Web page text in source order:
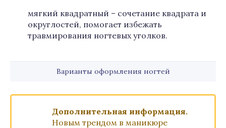
мягкий квадратный – сочетание квадрата и
округлостей, помогает избежать
травмирования ногтевых уголков.
Варианты оформления ногтей
Дополнительная информация.
Новым трендом в маникюре